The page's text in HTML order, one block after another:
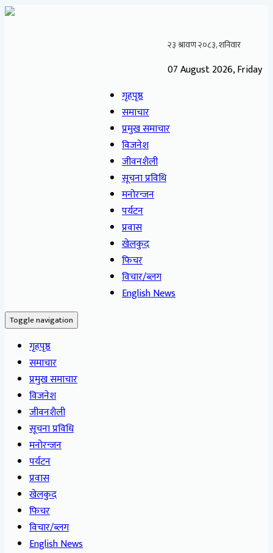
07 August 2026, Friday
गृहपृष्ठ
समाचार
प्रमुख समाचार
विजनेश
जीवनशैली
सूचना प्रविधि
मनोरन्जन
पर्यटन
प्रवास
खेलकुद
फिचर
विचार/ब्लग
English News
Toggle navigation
गृहपृष्ठ
समाचार
प्रमुख समाचार
विजनेश
जीवनशैली
सूचना प्रविधि
मनोरन्जन
पर्यटन
प्रवास
खेलकुद
फिचर
विचार/ब्लग
English News